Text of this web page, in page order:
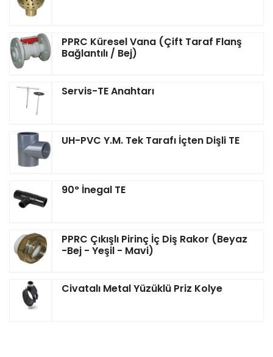
PPRC Küresel Vana (Çift Taraf Flanş
Bağlantılı / Bej)
Servis-TE Anahtarı
UH-PVC Y.M. Tek Tarafı İçten Dişli TE
90° İnegal TE
PPRC Çıkışlı Pirinç İç Diş Rakor (Beyaz
-Bej - Yeşil - Mavi)
Civatalı Metal Yüzüklü Priz Kolye